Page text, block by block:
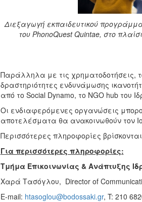
Διεξαγωγή εκπαιδευτικού
του PhonoQuest Quintae, στο
Παράλληλα με τις
δραστηριότητες ενδυνάμωσης
από το Social Dynamo, το NGO hub του
Οι ενδιαφερόμενες οργανώσεις
αποτελέσματα θα ανακοινωθούν τον
Περισσότερες πληροφορίες
Για περισσότερες πληροφορίες:
Τμήμα Επικοινωνίας & Ανάπτυξης
Χαρά Τασόγλου, Director of
Ε-mail: htasoglou@bodossaki.gr, T: 210